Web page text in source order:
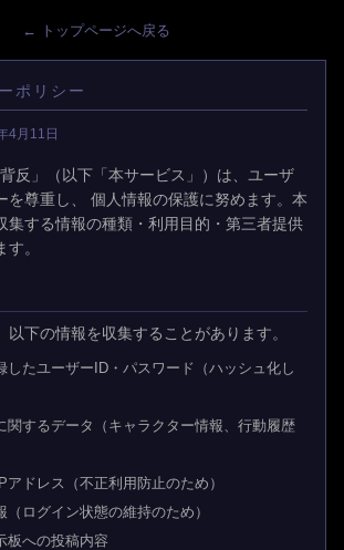
← トップページへ戻る
ポリシー
4月11日
背反」（以下「本サービス」）は、ユーザ
を尊重し、 個人情報の保護に努めます。本
集する情報の種類・利用目的・第三者提供
。
以下の情報を収集することがあります。
したユーザーID・パスワード（ハッシュ化し
関するデータ（キャラクター情報、行動履歴
アドレス（不正利用防止のため）
（ログイン状態の維持のため）
板への投稿内容